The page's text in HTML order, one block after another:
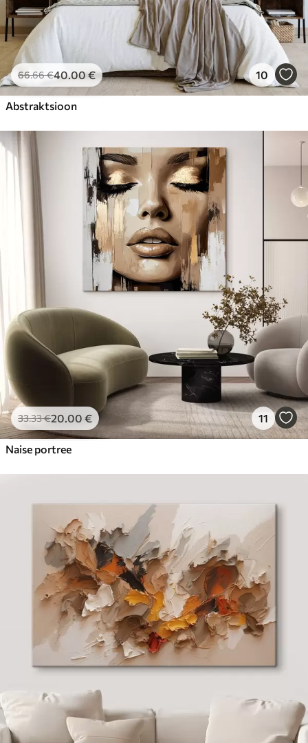
66.66€40.00€ 10
Abstraktsioon
33.33€20.00 € 11
Naise portree